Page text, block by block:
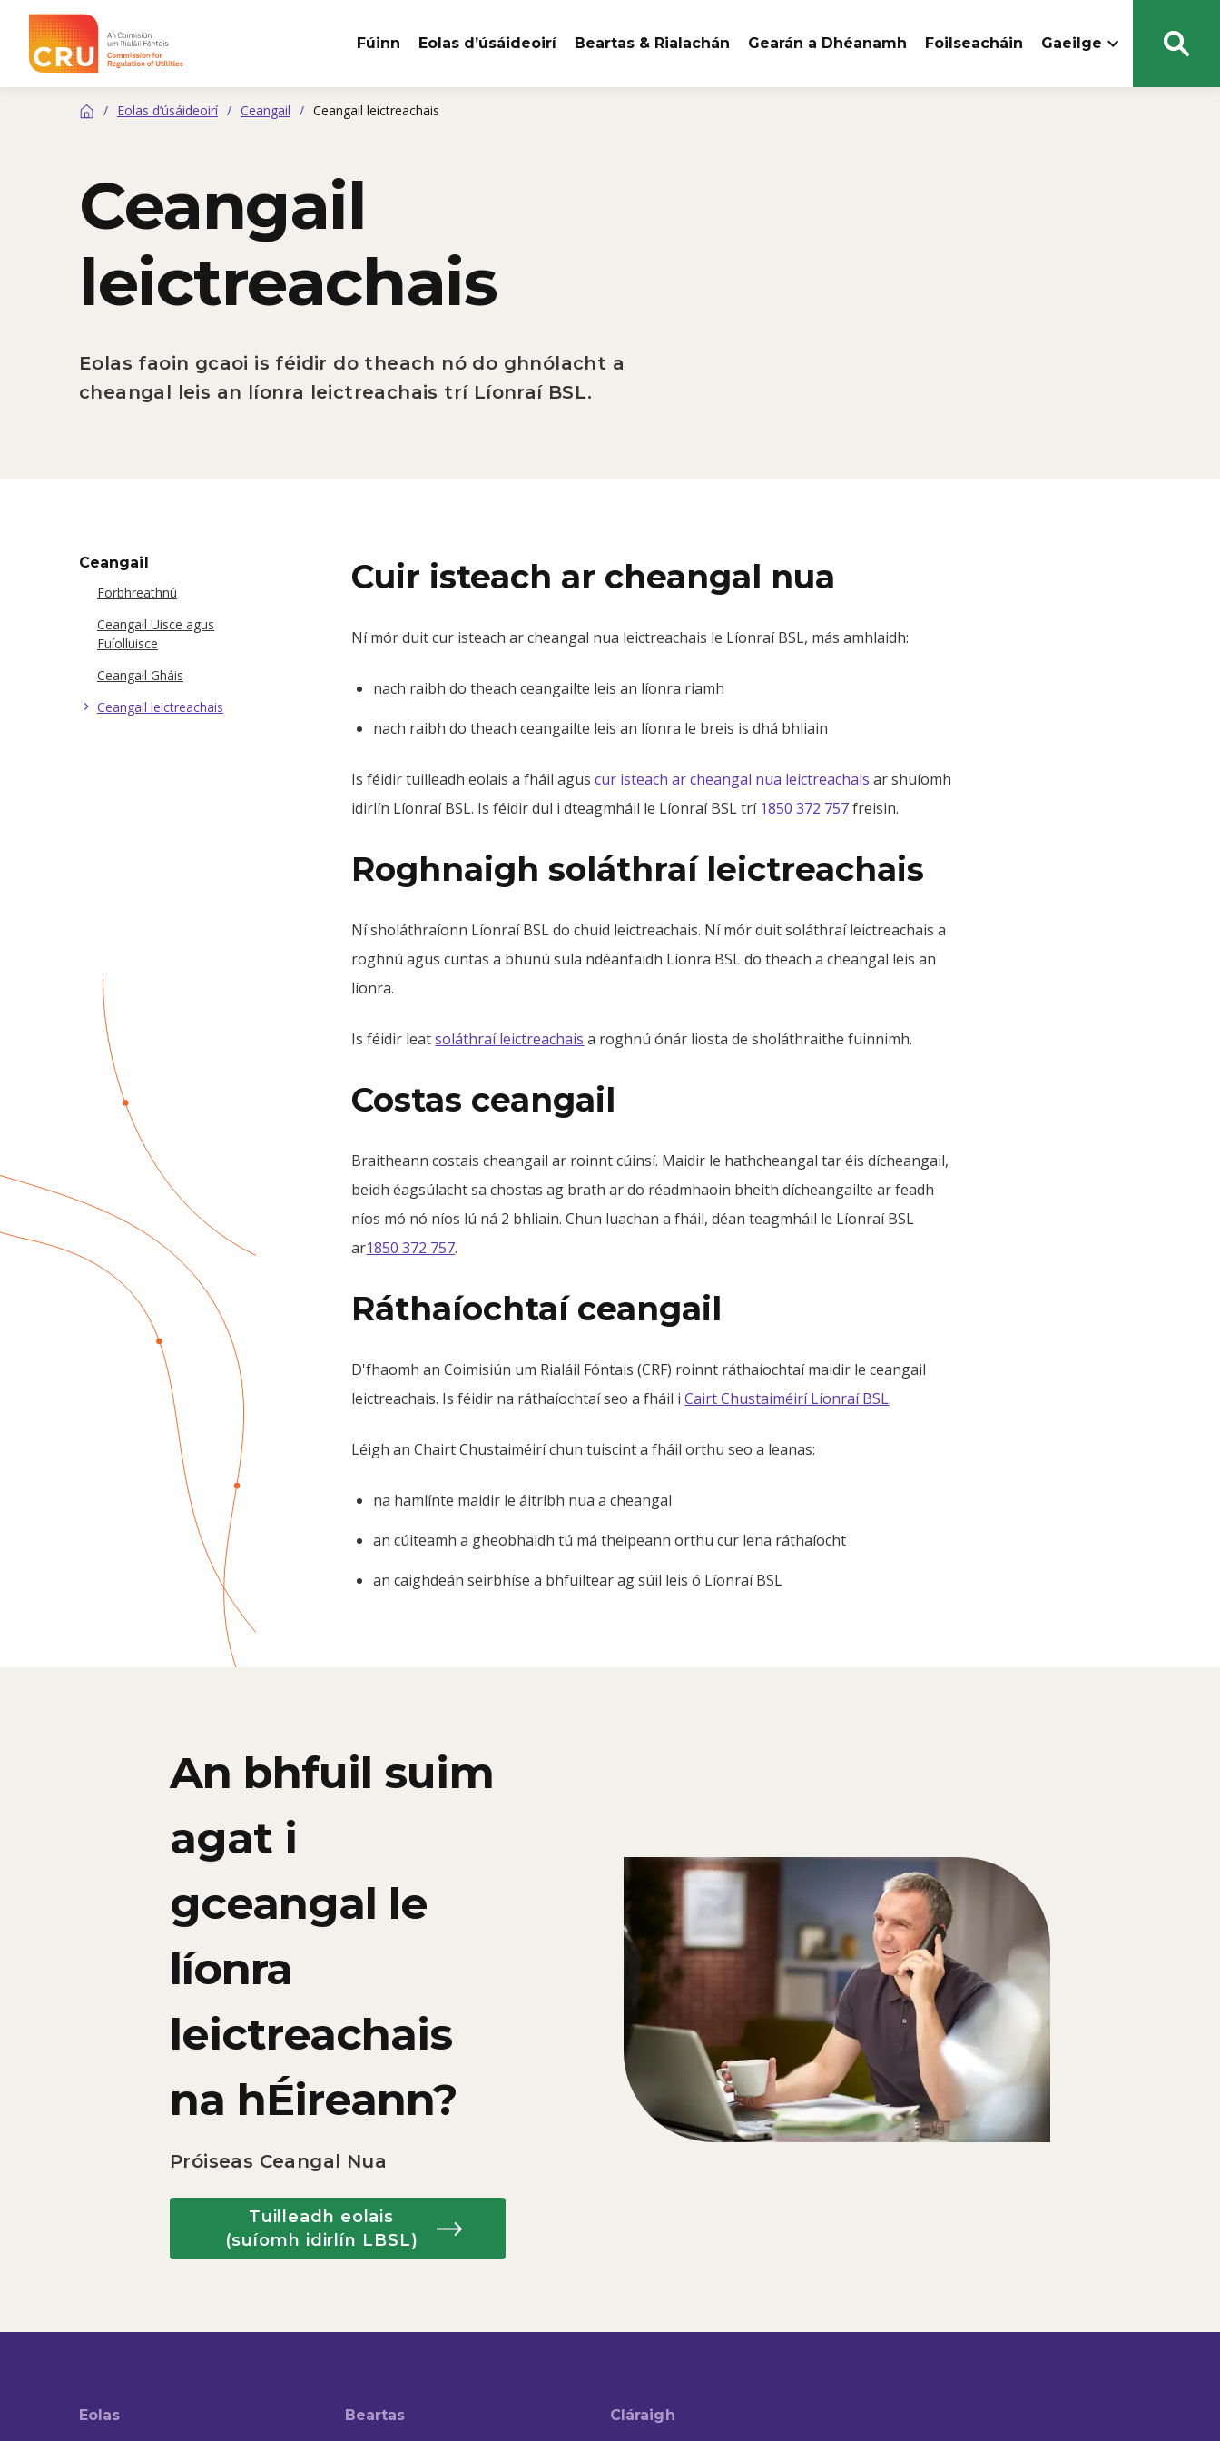
CRÚ Fúinn Eolas d’úsáideoirí Beartas & Rialachán Gearán a Dhéanamh Foilseacháin Gaeilge
Open
Baile/ Eolas d’úsáideoirí / Ceangail / Ceangail leictreachais
Ceangail
leictreachais
Eolas faoin gcaoi is féidir do theach nó do ghnólacht a
cheangal leis an líonra leictreachais trí Líonraí BSL.
Ceangail
Forbhreathnú
Ceangail Uisce agus
Fuíolluisce
Ceangail Gháis
Ceangail leictreachais
Cuir isteach ar cheangal nua
Ní mór duit cur isteach ar cheangal nua leictreachais le Líonraí BSL, más amhlaidh:
nach raibh do theach ceangailte leis an líonra riamh
nach raibh do theach ceangailte leis an líonra le breis is dhá bhliain
Is féidir tuilleadh eolais a fháil aguscur isteach ar cheangal nua leictreachais ar shuíomh
idirlín Líonraí BSL. Is féidir dul i dteagmháil le Líonraí BSL trí 1850 372 757freisin.
Roghnaigh soláthraí leictreachais
Ní sholáthraíonn Líonraí BSL do chuid leictreachais. Ní mór duit soláthraí leictreachais a
roghnú agus cuntas a bhunú sula ndéanfaidh Líonra BSL do theach a cheangal leis an
líonra.
Is féidir leatsoláthraí leictreachais a roghnú ónár liosta de sholáthraithe fuinnimh.
Costas ceangail
Braitheann costais cheangail ar roinnt cúinsí. Maidir le hathcheangal tar éis dícheangail,
beidh éagsúlacht sa chostas ag brath ar do réadmhaoin bheith dícheangailte ar feadh
níos mó nó níos lú ná 2 bhliain. Chun luachan a fháil, déan teagmháil le Líonraí BSL
ar1850 372 757.
Ráthaíochtaí ceangail
D'fhaomh an Coimisiún um Rialáil Fóntais (CRF) roinnt ráthaíochtaí maidir le ceangail
leictreachais. Is féidir na ráthaíochtaí seo a fháil iCairt Chustaiméirí Líonraí BSL.
Léigh an Chairt Chustaiméirí chun tuiscint a fháil orthu seo a leanas:
na hamlínte maidir le áitribh nua a cheangal
an cúiteamh a gheobhaidh tú má theipeann orthu cur lena ráthaíocht
an caighdeán seirbhíse a bhfuiltear ag súil leis ó Líonraí BSL
An bhfuil suim
agat i
gceangal le
líonra
leictreachais
na hÉireann?
Próiseas Ceangal Nua
Tuilleadh eolais
(suíomh idirlín LBSL)
Eolas Beartas Cláraigh